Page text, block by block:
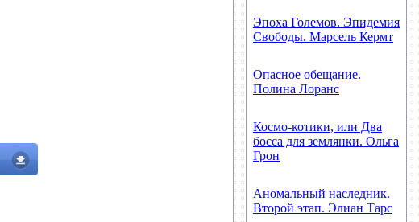
Эпоха Големов. Эпидемия
Свободы. Марсель Кермт
Опасное обещание.
Полина Лоранс
Космо-котики, или Два
босса для землянки. Ольга
Грон
Аномальный наследник.
Второй этап. Элиан Тарс